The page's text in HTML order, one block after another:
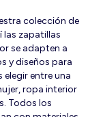
colección de
las zapatillas
se adapten a
y diseños para
entre una
ropa interior
Todos los